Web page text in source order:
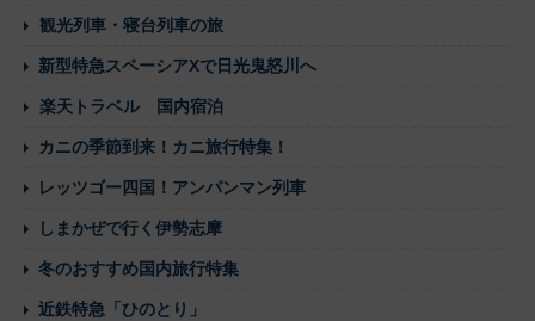
観光列車・寝台列車の旅
新型特急スペーシアXで日光鬼怒川へ
楽天トラベル 国内宿泊
カニの季節到来！カニ旅行特集！
レッツゴー四国！アンパンマン列車
しまかぜで行く伊勢志摩
冬のおすすめ国内旅行特集
近鉄特急「ひのとり」